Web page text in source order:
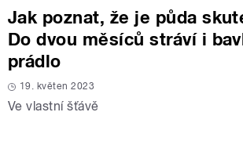
Jak poznat, že je půda
Do dvou měsíců stráví i
prádlo
19. květen 2023
Ve vlastní šťávě